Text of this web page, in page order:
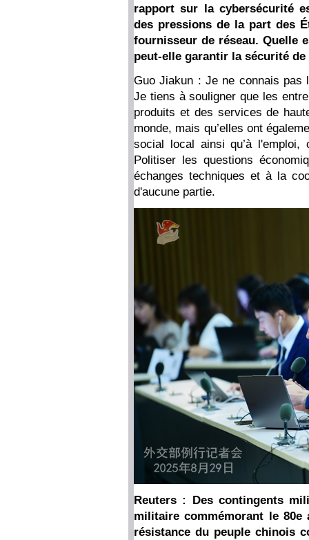
rapport sur la cybersécurité
des pressions de la part des
fournisseur de réseau. Quelle
peut-elle garantir la sécurité
Guo Jiakun : Je ne connais pas
Je tiens à souligner que les
produits et des services de
monde, mais qu’elles ont
social local ainsi qu’à
Politiser les questions
échanges techniques et à la
d'aucune partie.
Reuters : Des contingents
militaire commémorant le
résistance du peuple chinois